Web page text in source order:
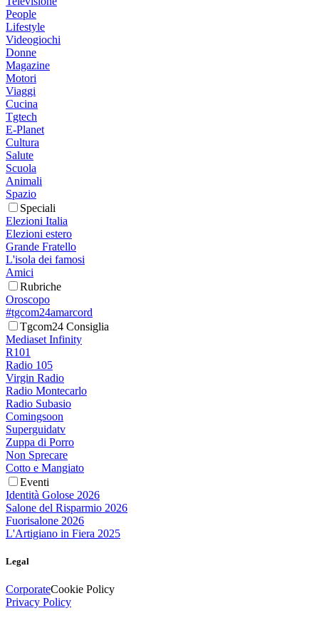
People
Lifestyle
Videogiochi
Donne
Magazine
Motori
Viaggi
Cucina
Tgtech
E-Planet
Cultura
Salute
Scuola
Animali
Spazio
Speciali
Elezioni Italia
Elezioni estero
Grande Fratello
L'isola dei famosi
Amici
Rubriche
Oroscopo
#tgcom24amarcord
Tgcom24 Consiglia
Mediaset Infinity
R101
Radio 105
Virgin Radio
Radio Montecarlo
Radio Subasio
Comingsoon
Superguidatv
Zuppa di Porro
Non Sprecare
Cotto e Mangiato
Eventi
Identità Golose 2026
Salone del Risparmio 2026
Fuorisalone 2026
L'Artigiano in Fiera 2025
Legal
CorporateCookie Policy
Privacy Policy